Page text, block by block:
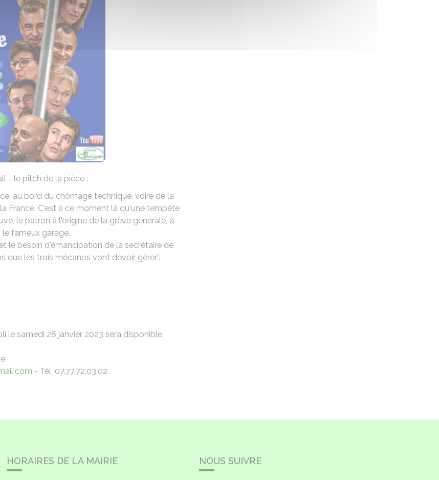
- le pitch de la pièce :
au bord du chômage technique, voire de la
France. C'est à ce moment là qu'une tempête
le patron à l'origine de la grève générale, à
fameux garage.
le besoin d'émancipation de la secrétaire de
que les trois mécanos vont devoir gérer”.
le samedi 28 janvier 2023 sera disponible
- Tél: 07.77.72.03.02
HORAIRES DE LA MAIRIE NOUS SUIVRE